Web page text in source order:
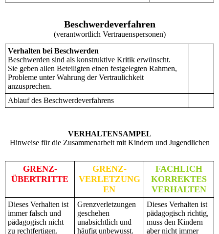
Beschwerdeverfahren
(verantwortlich Vertrauenspersonen)
Verhalten bei Beschwerden
Beschwerden sind als konstruktive Kritik erwünscht.
Sie geben allen Beteiligten einen festgelegten Rahmen,
Probleme unter Wahrung der Vertraulichkeit
anzusprechen.
Ablauf des Beschwerdeverfahrens
VERHALTENSAMPEL
Hinweise für die Zusammenarbeit mit Kindern und Jugendlichen
GRENZ-
ÜBERTRITTE
GRENZ-
VERLETZUNG
EN
FACHLICH
KORREKTES
VERHALTEN
Dieses Verhalten ist
immer falsch und
pädagogisch nicht
zu rechtfertigen.
Grenzverletzungen
geschehen
unabsichtlich und
häufig unbewusst.
Dieses Verhalten ist
pädagogisch richtig,
muss den Kindern
aber nicht immer